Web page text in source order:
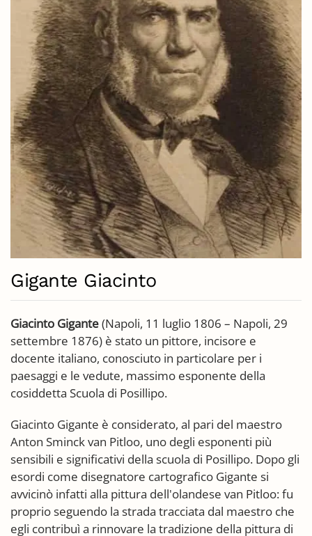
Gigante Giacinto
Giacinto Gigante(Napoli, 11 luglio 1806 – Napoli, 29
settembre 1876) è stato un pittore, incisore e
docente italiano, conosciuto in particolare per i
paesaggi e le vedute, massimo esponente della
cosiddetta Scuola di Posillipo.
Giacinto Gigante è considerato, al pari del maestro
Anton Sminck van Pitloo, uno degli esponenti più
sensibili e significativi della scuola di Posillipo. Dopo gli
esordi come disegnatore cartografico Gigante si
avvicinò infatti alla pittura dell'olandese van Pitloo: fu
proprio seguendo la strada tracciata dal maestro che
egli contribuì a rinnovare la tradizione della pittura di